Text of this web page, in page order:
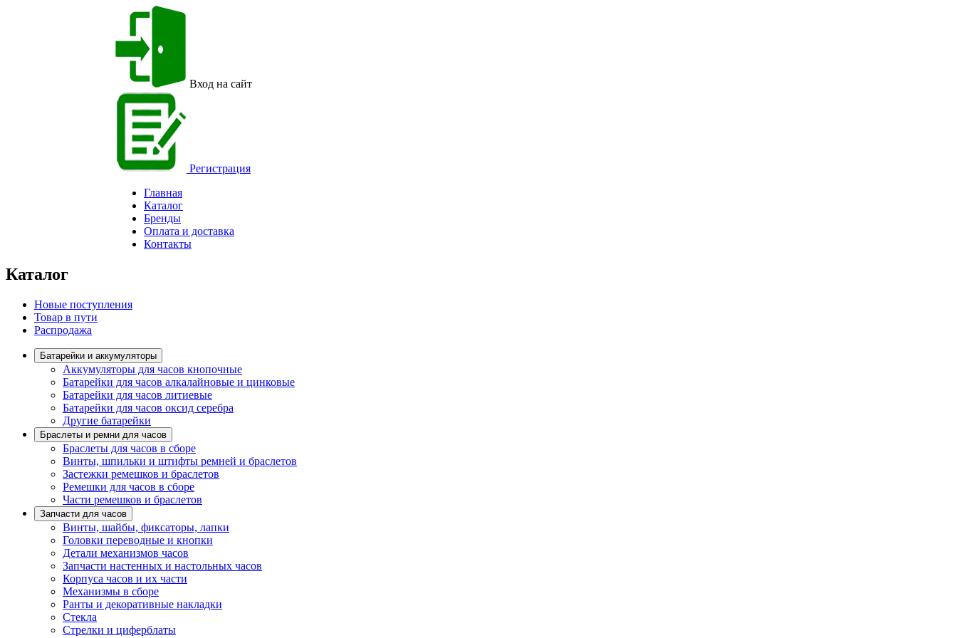
Вход на сайт
Регистрация
Главная
Каталог
Бренды
Оплата и доставка
Контакты
Каталог
Новые поступления
Товар в пути
Распродажа
Батарейки и аккумуляторы
Аккумуляторы для часов кнопочные
Батарейки для часов алкалайновые и цинковые
Батарейки для часов литиевые
Батарейки для часов оксид серебра
Другие батарейки
Браслеты и ремни для часов
Браслеты для часов в сборе
Винты, шпильки и штифты ремней и браслетов
Застежки ремешков и браслетов
Ремешки для часов в сборе
Части ремешков и браслетов
Запчасти для часов
Винты, шайбы, фиксаторы, лапки
Головки переводные и кнопки
Детали механизмов часов
Запчасти настенных и настольных часов
Корпуса часов и их части
Механизмы в сборе
Ранты и декоративные накладки
Стекла
Стрелки и циферблаты